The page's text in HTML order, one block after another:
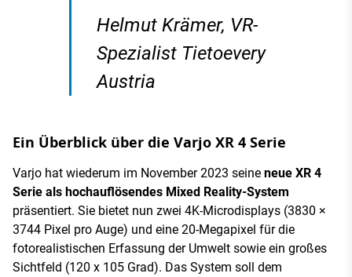
Helmut Krämer, VR-
Spezialist Tietoevery
Austria
Ein Überblick über die Varjo XR 4 Serie
Varjo hat wiederum im November 2023 seine neue XR 4
Serie als hochauflösendes Mixed Reality-System
präsentiert. Sie bietet nun zwei 4K-Microdisplays (3830 ×
3744 Pixel pro Auge) und eine 20-Megapixel für die
fotorealistischen Erfassung der Umwelt sowie ein großes
Sichtfeld (120 x 105 Grad). Das System soll dem